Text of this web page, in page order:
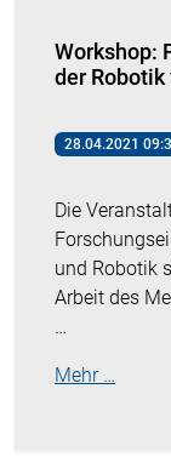
Workshop:
der
28.04.2021
Die
und Robotik
Arbeit des
…
Mehr …